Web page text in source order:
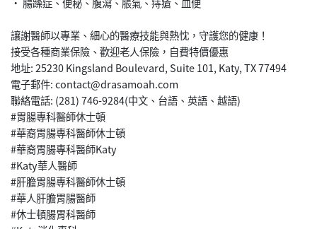
讓謝醫師以專業、細心的醫療技能與熱忱，守護您的健康！
接受各種商業保險、歡迎老人保險，自費特價優惠
地址: 25230 Kingsland Boulevard, Suite 101, Katy, TX 77494
電子郵件: contact@drasamoah.com
聯絡電話: (281) 746-9284(中文、台語、英語、越語)
#胃腸專科醫師休士頓
#華裔胃腸專科醫師休士頓
#華裔胃腸專科醫師Katy
#Katy華人醫師
#肝膽胃腸專科醫師休士頓
#華人肝膽胃腸醫師
#休士頓腸胃科醫師